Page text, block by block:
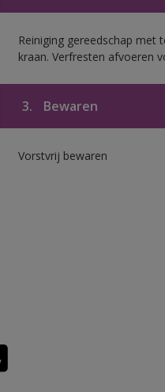
Reiniging gereedschap
kraan. Verfresten afvoeren
3. Bewaren
Vorstvrij bewaren